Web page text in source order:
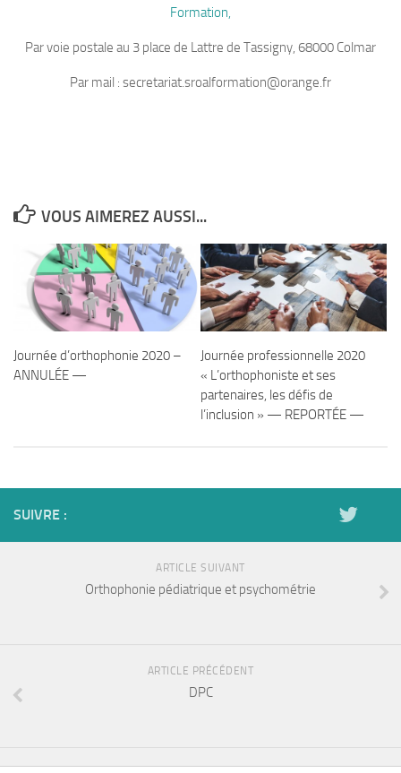
Formation,
Par voie postale au 3 place de Lattre de Tassigny, 68000 Colmar
Par mail : secretariat.sroalformation@orange.fr
VOUS AIMEREZ AUSSI...
Journée d’orthophonie 2020 –
ANNULÉE —
Journée professionnelle 2020
« L’orthophoniste et ses
partenaires, les défis de
l’inclusion » — REPORTÉE —
SUIVRE :
ARTICLE SUIVANT
Orthophonie pédiatrique et psychométrie
ARTICLE PRÉCÉDENT
DPC